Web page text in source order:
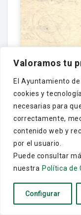
Valoramos tu
El Ayuntamiento
cookies y
necesarias para
correctamente,
contenido web y
por el usuario.
Puede consultar
nuestra Política de
Configurar